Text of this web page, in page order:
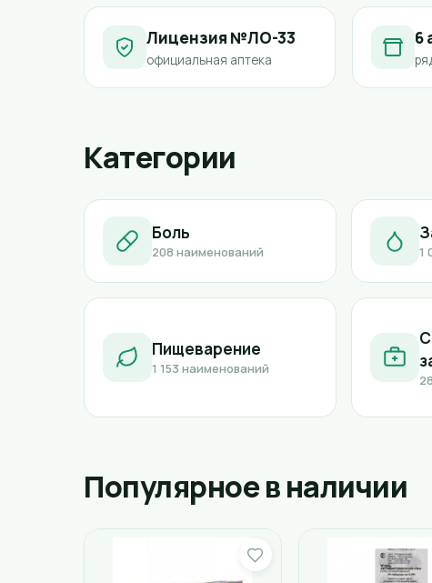
Лицензия №ЛО-33
официальная аптека
6
Категории
Боль
208 наименований 1
Пищеварение
1 153 наименований
Популярное в наличии